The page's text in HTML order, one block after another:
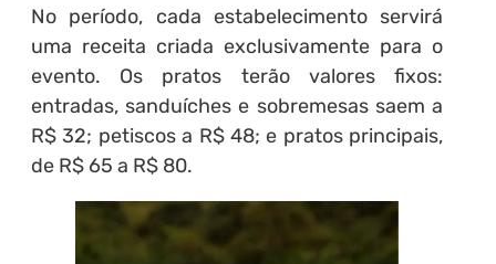
No período, cada estabelecimento servirá
uma receita criada exclusivamente para o
evento. Os pratos terão valores fixos:
entradas, sanduíches e sobremesas saem a
R$ 32; petiscos a R$ 48; e pratos principais,
de R$ 65 a R$ 80.